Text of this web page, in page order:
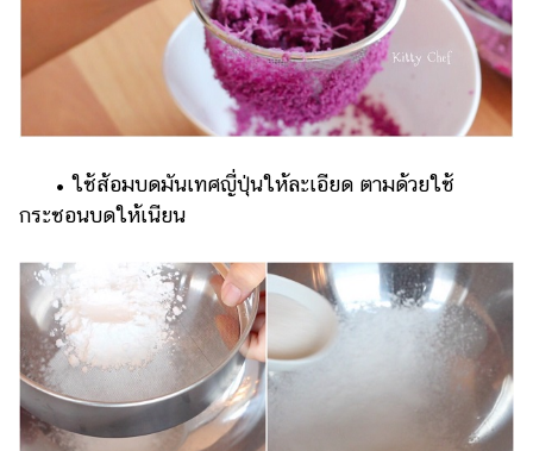
• ใช้ส้อมบดมันเทศญี่ปุ่นให้ละเอียด ตามด้วยใช้
กระชอนบดให้เนียน